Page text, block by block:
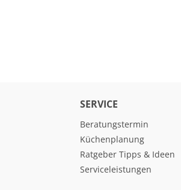
SERVICE
Beratungstermin
Küchenplanung
Ratgeber Tipps & Ideen
Serviceleistungen